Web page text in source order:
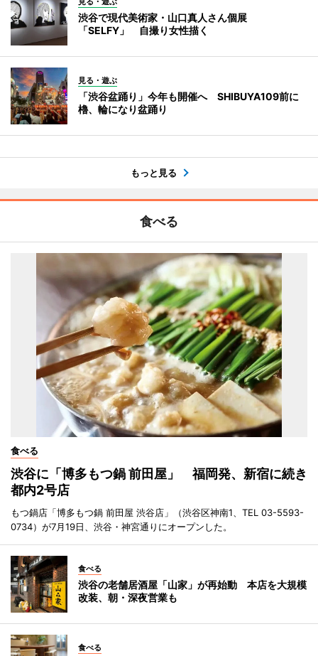
渋谷で現代美術家・山口真人さん個展
「SELFY」 自撮り女性描く
見る・遊ぶ
「渋谷盆踊り」今年も開催へ SHIBUYA109前に
櫓、輪になり盆踊り
もっと見る
食べる
食べる
渋谷に「博多もつ鍋 前田屋」 福岡発、新宿に続き
都内2号店
もつ鍋店「博多もつ鍋 前田屋 渋谷店」（渋谷区神南1、TEL 03-5593-
0734）が7月19日、渋谷・神宮通りにオープンした。
食べる
渋谷の老舗居酒屋「山家」が再始動 本店を大規模
改装、朝・深夜営業も
食べる